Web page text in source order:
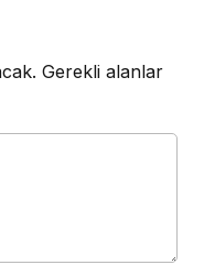
Gerekli alanlar